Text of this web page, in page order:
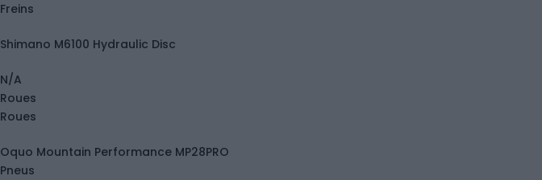
Freins
Shimano M6100 Hydraulic Disc
N/A
Roues
Roues
Oquo Mountain Performance MP28PRO
Pneus